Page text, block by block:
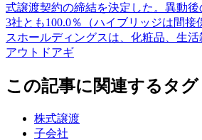
式譲渡契約の締結を決定した。異動後
3社とも100.0％（ハイブリッジは間接
スホールディングスは、化粧品、生活
アウトドアギ
この記事に関連するタグ
株式譲渡
子会社